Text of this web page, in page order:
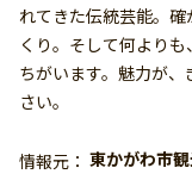
れてきた伝統芸能。
くり。そして何より
ちがいます。魅力が
さい。
情報元： 東かがわ市